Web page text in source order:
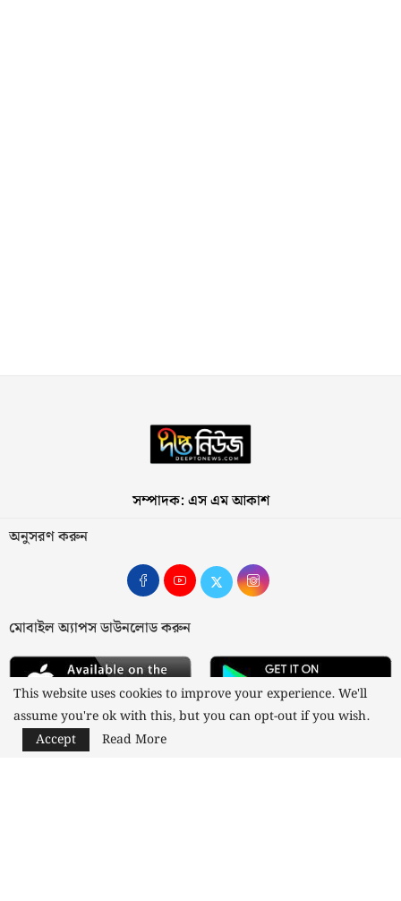
সম্পাদক: এস এম আকাশ
অনুসরণ করুন
মোবাইল অ্যাপস ডাউনলোড করুন
This website uses cookies to improve your experience. We'll
assume you're ok with this, but you can opt-out if you wish.
Accept
Read More